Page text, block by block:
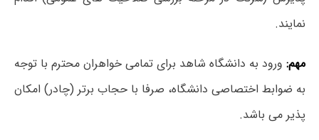
نمایند.
مهم: ورود به دانشگاه شاهد برای تمامی خواهران محترم با توجه
به ضوابط اختصاصی دانشگاه، صرفا با حجاب برتر (چادر) امکان
پذیر می باشد.